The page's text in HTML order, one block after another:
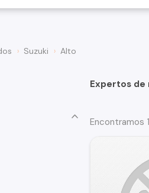
Suzuki Alto
Expertos de
Encontramos